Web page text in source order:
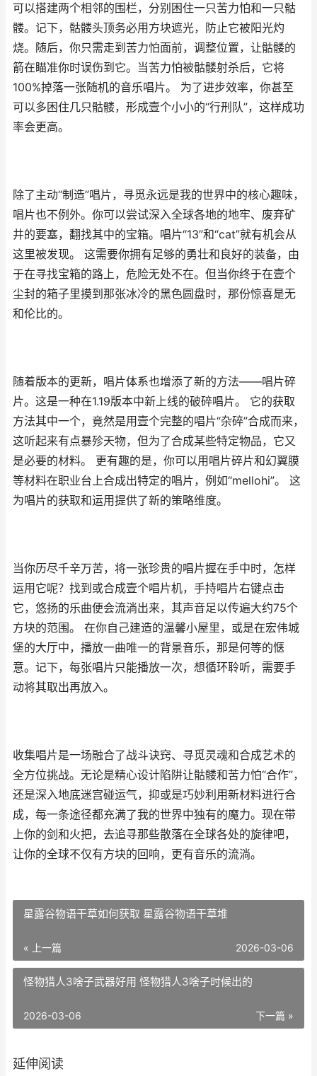
可以搭建两个相邻的围栏，分别困住一只苦力怕和一只骷
髅。记下，骷髅头顶务必用方块遮光，防止它被阳光灼
烧。随后，你只需走到苦力怕面前，调整位置，让骷髅的
箭在瞄准你时误伤到它。当苦力怕被骷髅射杀后，它将
100%掉落一张随机的音乐唱片。 为了进步效率，你甚至
可以多困住几只骷髅，形成壹个小小的“行刑队”，这样成功
率会更高。
除了主动“制造”唱片，寻觅永远是我的世界中的核心趣味，
唱片也不例外。你可以尝试深入全球各地的地牢、废弃矿
井的要塞，翻找其中的宝箱。唱片“13”和“cat”就有机会从
这里被发现。 这需要你拥有足够的勇壮和良好的装备，由
于在寻找宝箱的路上，危险无处不在。但当你终于在壹个
尘封的箱子里摸到那张冰冷的黑色圆盘时，那份惊喜是无
和伦比的。
随着版本的更新，唱片体系也增添了新的方法——唱片碎
片。这是一种在1.19版本中新上线的破碎唱片。 它的获取
方法其中一个，竟然是用壹个完整的唱片“杂碎”合成而来，
这听起来有点暴殄天物，但为了合成某些特定物品，它又
是必要的材料。 更有趣的是，你可以用唱片碎片和幻翼膜
等材料在职业台上合成出特定的唱片，例如“mellohi”。 这
为唱片的获取和运用提供了新的策略维度。
当你历尽千辛万苦，将一张珍贵的唱片握在手中时，怎样
运用它呢？找到或合成壹个唱片机，手持唱片右键点击
它，悠扬的乐曲便会流淌出来，其声音足以传遍大约75个
方块的范围。 在你自己建造的温馨小屋里，或是在宏伟城
堡的大厅中，播放一曲唯一的背景音乐，那是何等的惬
意。记下，每张唱片只能播放一次，想循环聆听，需要手
动将其取出再放入。
收集唱片是一场融合了战斗诀窍、寻觅灵魂和合成艺术的
全方位挑战。无论是精心设计陷阱让骷髅和苦力怕“合作”，
还是深入地底迷宫碰运气，抑或是巧妙利用新材料进行合
成，每一条途径都充满了我的世界中独有的魔力。现在带
上你的剑和火把，去追寻那些散落在全球各处的旋律吧，
让你的全球不仅有方块的回响，更有音乐的流淌。
星露谷物语干草如何获取 星露谷物语干草堆
« 上一篇 2026-03-06
怪物猎人3啥子武器好用 怪物猎人3啥子时候出的
下一篇 »
2026-03-06
延伸阅读